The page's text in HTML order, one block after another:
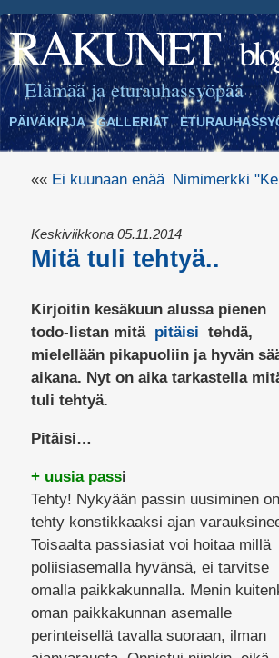
RAKUNET
Elämää ja eturauhassyöpää
PÄIVÄKIRJA GALLERIAT
«« Ei kuunaan enää Nimimerkki
Keskiviikkona 05.11.2014
Mitä tuli tehtyä..
Kirjoitin kesäkuun alussa pienen
todo-listan mitä pitäisi tehdä,
mielellään pikapuoliin ja hyvän
aikana. Nyt on aika tarkastella
tuli tehtyä.
Pitäisi…
+ uusia passi
Tehty! Nykyään passin uusiminen on
tehty konstikkaaksi ajan
Toisaalta passiasiat voi hoitaa millä
poliisiasemalla hyvänsä, ei tarvitse
omalla paikkakunnalla. Menin
oman paikkakunnan asemalle
perinteisellä tavalla suoraan, ilman